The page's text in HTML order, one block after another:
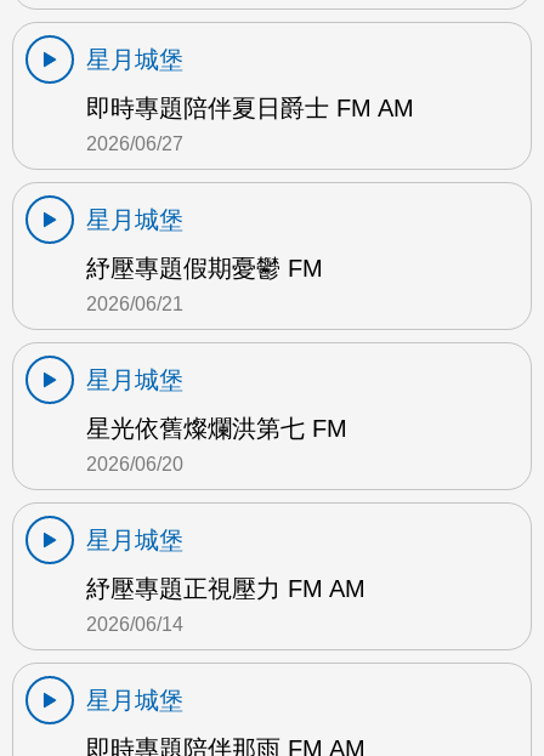
星月城堡
即時專題陪伴夏日爵士 FM AM
2026/06/27
星月城堡
紓壓專題假期憂鬱 FM
2026/06/21
星月城堡
星光依舊燦爛洪第七 FM
2026/06/20
星月城堡
紓壓專題正視壓力 FM AM
2026/06/14
星月城堡
即時專題陪伴那雨 FM AM